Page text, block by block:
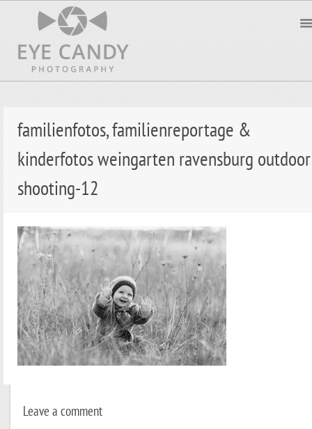
familienfotos, familienreportage &
kinderfotos weingarten ravensburg outdoor
shooting-12
Leave a comment